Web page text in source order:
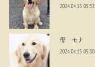
2024.04.15 05:33
母 モナ
2024.04.15 05:30